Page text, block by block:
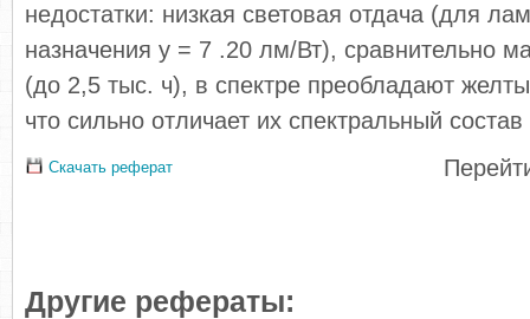
недостатки: низкая световая отдача (для
назначения y = 7 .20 лм/Вт), сравнительно
(до 2,5 тыс. ч), в спектре преобладают
что сильно отличает их спектральный
Скачать реферат
Другие рефераты: